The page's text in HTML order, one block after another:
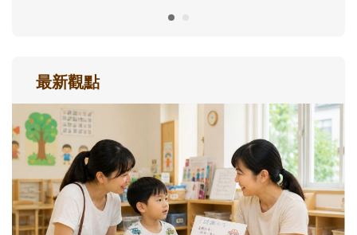
最新觀點